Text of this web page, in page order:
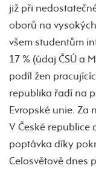
již při
oborů na
všem studentům
17 % (údaj ČSÚ a
podíl žen
republika řadí na
Evropské unie. Za
V České republice
poptávka díky
Celosvětově dnes